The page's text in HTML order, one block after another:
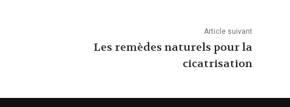
Article suivant
Les remèdes naturels pour la
cicatrisation